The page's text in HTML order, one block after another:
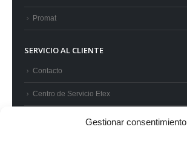
Gestionar consentimiento
Promat
SERVICIO AL CLIENTE
Contacto
Centro de Servicio Etex